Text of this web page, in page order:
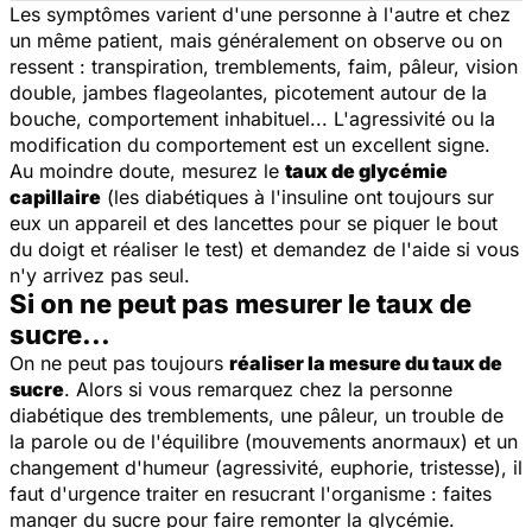
Les symptômes varient d'une personne à l'autre et chez
un même patient, mais généralement on observe ou on
ressent : transpiration, tremblements, faim, pâleur, vision
double, jambes flageolantes, picotement autour de la
bouche, comportement inhabituel... L'agressivité ou la
modification du comportement est un excellent signe.
Au moindre doute, mesurez le taux de glycémie
capillaire (les diabétiques à l'insuline ont toujours sur
eux un appareil et des lancettes pour se piquer le bout
du doigt et réaliser le test) et demandez de l'aide si vous
n'y arrivez pas seul.
Si on ne peut pas mesurer le taux de
sucre...
On ne peut pas toujours réaliser la mesure du taux de
sucre. Alors si vous remarquez chez la personne
diabétique des tremblements, une pâleur, un trouble de
la parole ou de l'équilibre (mouvements anormaux) et un
changement d'humeur (agressivité, euphorie, tristesse), il
faut d'urgence traiter en resucrant l'organisme : faites
manger du sucre pour faire remonter la glycémie.